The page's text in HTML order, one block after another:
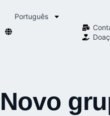
Português
Novo